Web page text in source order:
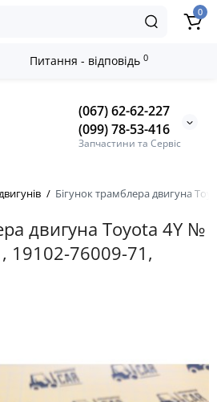
(067) 62-62-227
(099) 78-53-416
Запчастини та Сервіс
0
Бігунок трамблера двигуна
двигуна Toyota 4Y №
19102-76009-71,
Питання - відповідь 0